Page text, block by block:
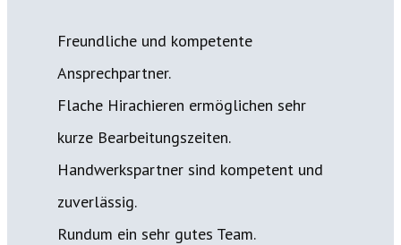
Freundliche und kompetente
Ansprechpartner.
Flache Hirachieren ermöglichen sehr
kurze Bearbeitungszeiten.
Handwerkspartner sind kompetent und
zuverlässig.
Rundum ein sehr gutes Team.